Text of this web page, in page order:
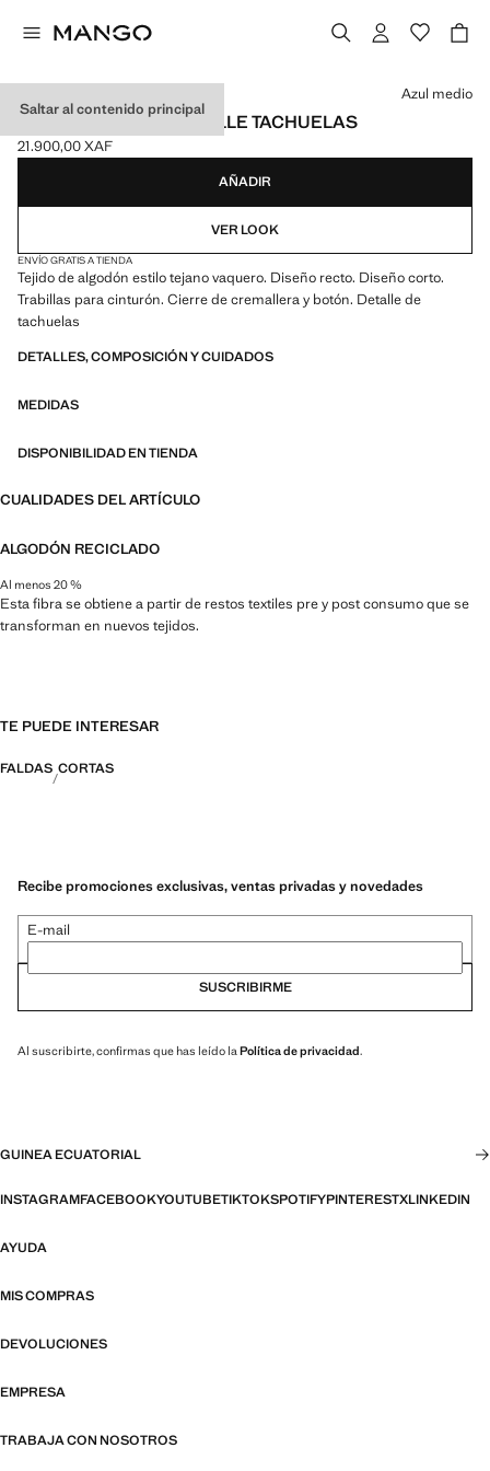
Saltar al contenido principal
FALDA VAQUERA DETALLE TACHUELAS
Precio actual [21.900,00 XAF ]
21.900,00 XAF
Selecciona un color
Azul medio
AÑADIR
VER LOOK
ENVÍO GRATIS A TIENDA
Tejido de algodón estilo tejano vaquero. Diseño recto. Diseño corto.
Trabillas para cinturón. Cierre de cremallera y botón. Detalle de
tachuelas
DETALLES, COMPOSICIÓN Y CUIDADOS
MEDIDAS
DISPONIBILIDAD EN TIENDA
CUALIDADES DEL ARTÍCULO
ALGODÓN RECICLADO
Al menos 20 %
Esta fibra se obtiene a partir de restos textiles pre y post consumo que se
transforman en nuevos tejidos.
TE PUEDE INTERESAR
FALDAS CORTAS
Recibe promociones exclusivas, ventas privadas y novedades
E-mail
SUSCRIBIRME
Al suscribirte, confirmas que has leído laPolítica de privacidad.
GUINEA ECUATORIAL
INSTAGRAMFACEBOOKYOUTUBETIKTOKSPOTIFYPINTERESTXLINKEDIN
AYUDA
MIS COMPRAS
DEVOLUCIONES
EMPRESA
TRABAJA CON NOSOTROS